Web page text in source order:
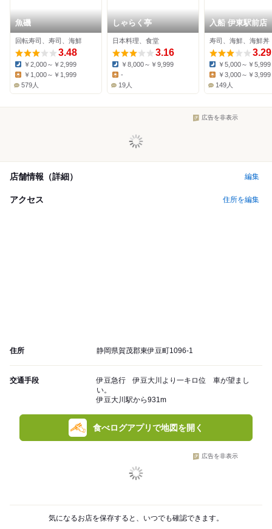
魚磯
回転寿司、寿司、海鮮
3.48
Dinner:
￥2,000～￥2,999
￥1,000～￥1,999
579人
しゃらく亭
日本料理、食堂
3.16
Dinner:
￥8,000～￥9,999
Lunch:
-
19人
入船 伊東駅前店
寿司、海鮮、海鮮丼
3.29
Dinner:
￥5,000～￥5,999
￥3,000～￥3,999
149人
広告を非表示
店舗情報（詳細） 編集
アクセス 住所を編集
住所 静岡県賀茂郡東伊豆町1096-1
交通手段
伊豆急行 伊豆大川より一キロ位 車が望まし
い。
伊豆大川駅から931m
食べログアプリで地図を開く
広告を非表示
気になるお店を保存すると、いつでも確認できます。